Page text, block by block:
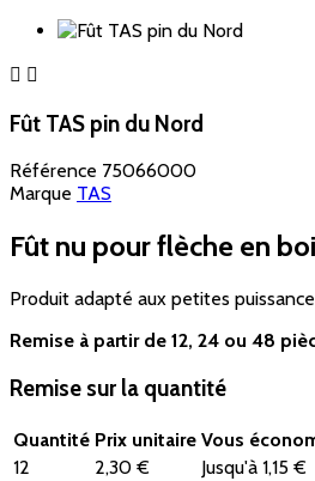
 
Fût TAS pin du Nord
Référence 75066000
Marque TAS
Fût nu pour flèche en
Produit adapté aux petites
Remise à partir de 12, 24 ou 48
Remise sur la quantité
Quantité Prix unitaire Vous
12
2,30 €
Jusqu'à 1,15 €